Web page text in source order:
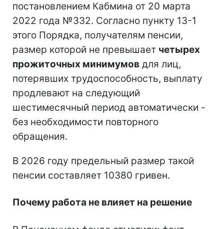
постановлением Кабмина от 20 марта
2022 года №332. Согласно пункту 13-1
этого Порядка, получателям пенсии,
размер которой не превышает четырех
прожиточных минимумов для лиц,
потерявших трудоспособность, выплату
продлевают на следующий
шестимесячный период автоматически -
без необходимости повторного
обращения.
В 2026 году предельный размер такой
пенсии составляет 10380 гривен.
Почему работа не влияет на решение